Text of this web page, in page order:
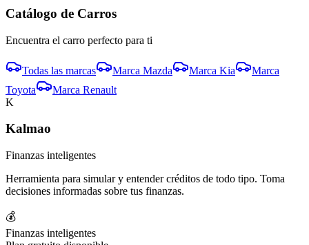
Catálogo de Carros
Encuentra el carro perfecto para ti
Todas las marcas Marca Mazda Marca Kia
Marca
Toyota
Marca Renault
K
Kalmao
Finanzas inteligentes
Herramienta para simular y entender créditos de todo tipo. Toma
decisiones informadas sobre tus finanzas.
💰
Finanzas inteligentes